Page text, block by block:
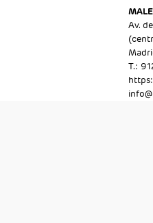
Av.
T.: